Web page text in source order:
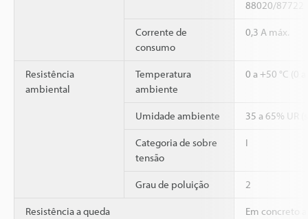
88020/87722
Corrente de
consumo
0,3 A máx.
Resistência
ambiental
Temperatura
ambiente
0 a +50 °C (0
Umidade ambiente 35 a 65% UR
Categoria de sobre
tensão
I
Grau de poluição 2
Resistência a queda Em concreto